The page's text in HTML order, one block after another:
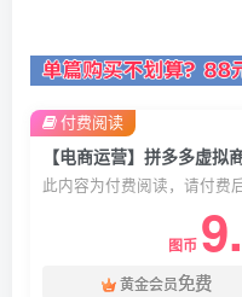
此内容为付费阅读，请付费
图币
黄金会员免费
付费阅读